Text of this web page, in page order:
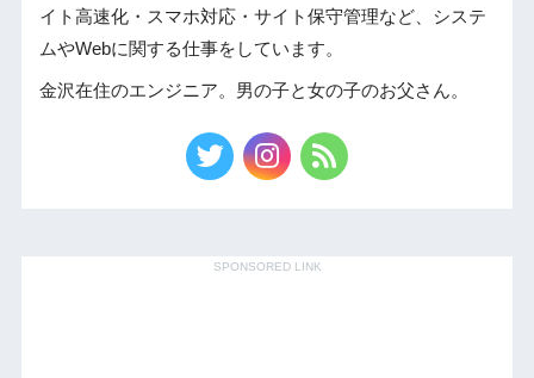
イト高速化・スマホ対応・サイト保守管理など、システ
ムやWebに関する仕事をしています。
金沢在住のエンジニア。男の子と女の子のお父さん。
SPONSORED LINK